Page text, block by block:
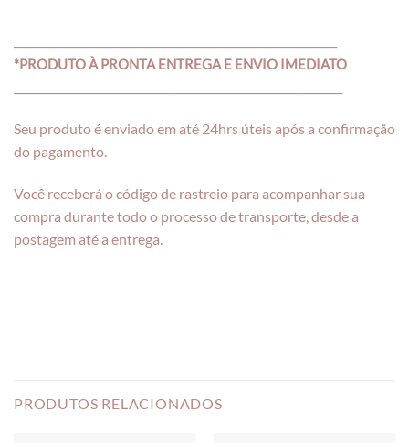
*PRODUTO À PRONTA ENTREGA E ENVIO IMEDIATO
Seu produto é enviado em até 24hrs úteis após a confirmação
do pagamento.
Você receberá o código de rastreio para acompanhar sua
compra durante todo o processo de transporte, desde a
postagem até a entrega.
PRODUTOS RELACIONADOS